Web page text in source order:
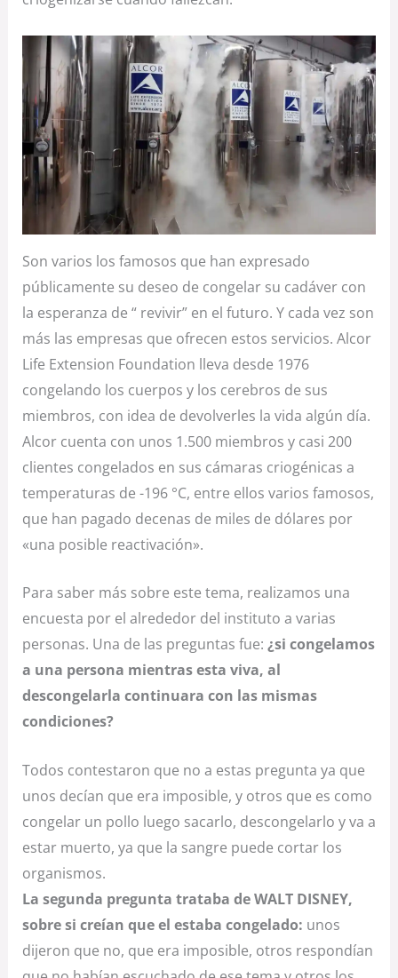
Son varios los famosos que han expresado
públicamente su deseo de congelar su cadáver con
la esperanza de “ revivir” en el futuro. Y cada vez son
más las empresas que ofrecen estos servicios. Alcor
Life Extension Foundation lleva desde 1976
congelando los cuerpos y los cerebros de sus
miembros, con idea de devolverles la vida algún día.
Alcor cuenta con unos 1.500 miembros y casi 200
clientes congelados en sus cámaras criogénicas a
temperaturas de -196 °C, entre ellos varios famosos,
que han pagado decenas de miles de dólares por
«una posible reactivación».
Para saber más sobre este tema, realizamos una
encuesta por el alrededor del instituto a varias
personas. Una de las preguntas fue: ¿si congelamos
a una persona mientras esta viva, al
descongelarla continuara con las mismas
condiciones?
Todos contestaron que no a estas pregunta ya que
unos decían que era imposible, y otros que es como
congelar un pollo luego sacarlo, descongelarlo y va a
estar muerto, ya que la sangre puede cortar los
organismos.
La segunda pregunta trataba de WALT DISNEY,
sobre si creían que el estaba congelado: unos
dijeron que no, que era imposible, otros respondían